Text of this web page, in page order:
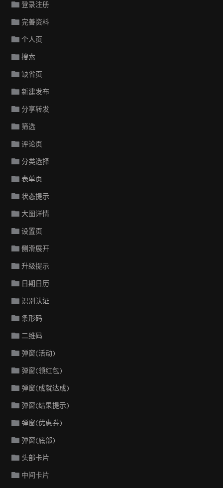
登录注册
完善资料
个人页
搜索
缺省页
新建发布
分享转发
筛选
评论页
分类选择
表单页
状态提示
大图详情
设置页
侧滑展开
升级提示
日期日历
识别认证
条形码
二维码
弹窗(活动)
弹窗(领红包)
弹窗(成就达成)
弹窗(结果提示)
弹窗(优惠券)
弹窗(底部)
头部卡片
中间卡片